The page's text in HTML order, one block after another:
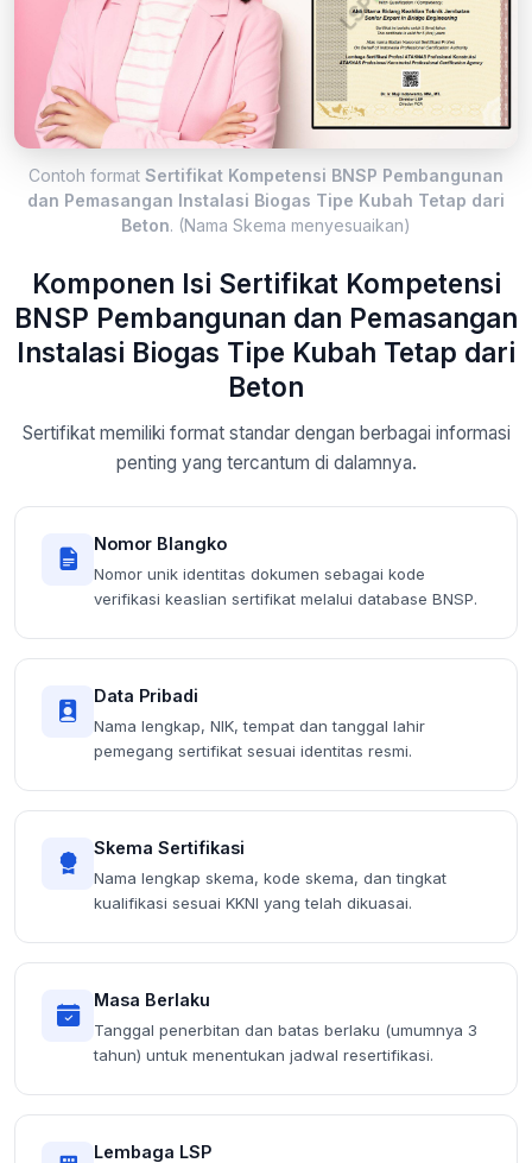
Contoh format Sertifikat Kompetensi BNSP Pembangunan
dan Pemasangan Instalasi Biogas Tipe Kubah Tetap dari
Beton. (Nama Skema menyesuaikan)
Komponen Isi Sertifikat Kompetensi
BNSP Pembangunan dan Pemasangan
Instalasi Biogas Tipe Kubah Tetap dari
Beton
Sertifikat memiliki format standar dengan berbagai informasi
penting yang tercantum di dalamnya.
Nomor Blangko
Nomor unik identitas dokumen sebagai kode
verifikasi keaslian sertifikat melalui database BNSP.
Data Pribadi
Nama lengkap, NIK, tempat dan tanggal lahir
pemegang sertifikat sesuai identitas resmi.
Skema Sertifikasi
Nama lengkap skema, kode skema, dan tingkat
kualifikasi sesuai KKNI yang telah dikuasai.
Masa Berlaku
Tanggal penerbitan dan batas berlaku (umumnya 3
tahun) untuk menentukan jadwal resertifikasi.
Lembaga LSP